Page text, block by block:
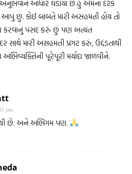
અનુભવોને આધારે ઘડાયા છે.હું એમના દરેક
છું. કોઈ બાબતે મારી અસહમતી હોય તો
કરવાનું પસંદ કરું છું પણ અત્યંત
સાથે મારી અસહમતી પ્રગટ કરું, ઉદ્દંડતાથી
અભિવ્યક્તિની પૂરેપૂરી મર્યાદા જાળવીને.
pm
છે. અને અભિગમ પણ.